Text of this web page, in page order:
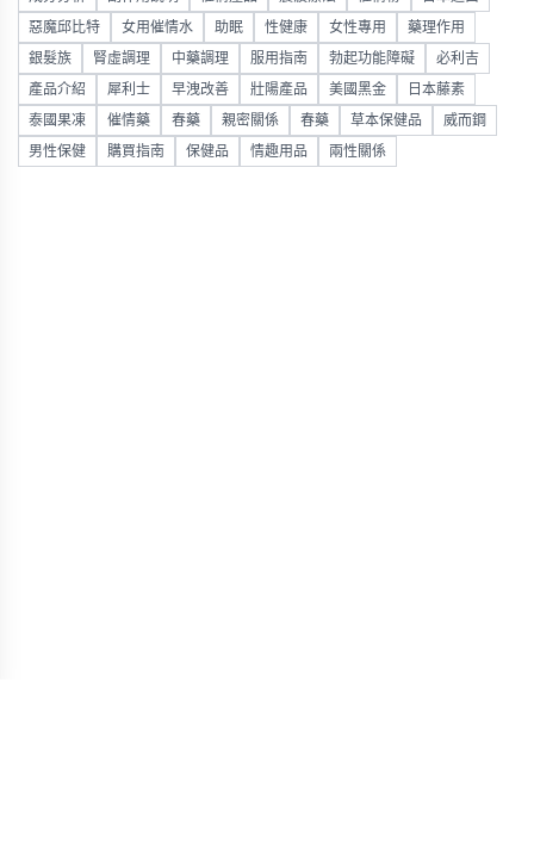
惡魔邱比特 女用催情水 助眠 性健康 女性專用 藥理作用
銀髮族 腎虛調理 中藥調理 服用指南 勃起功能障礙 必利吉
產品介紹 犀利士 早洩改善 壯陽產品 美國黑金 日本藤素
泰國果凍 催情藥 春藥 親密關係 春藥 草本保健品 威而鋼
男性保健 購買指南 保健品 情趣用品 兩性關係